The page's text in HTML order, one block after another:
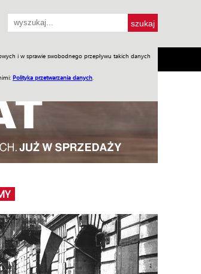
i w sprawie swobodnego przepływu takich danych
Polityka przetwarzania danych
Praca w WIW